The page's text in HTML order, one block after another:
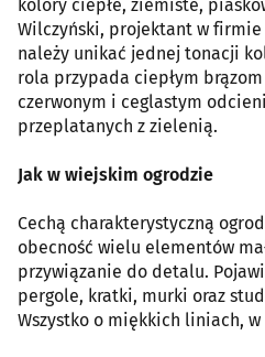
kolory ciepłe, ziemiste,
Wilczyński, projektant w
należy unikać jednej tonacji
rola przypada ciepłym
czerwonym i ceglastym
przeplatanych z zielenią.
Jak w wiejskim ogrodzie
Cechą charakterystyczną
obecność wielu elementów
przywiązanie do detalu.
pergole, kratki, murki oraz
Wszystko o miękkich liniach, w